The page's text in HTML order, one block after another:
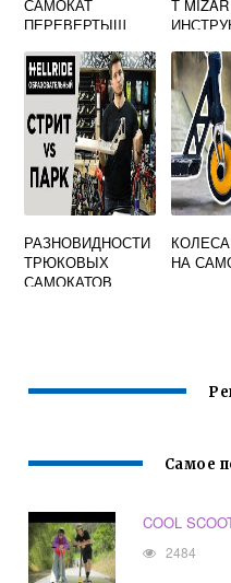
САМОКАТ
ПЕРЕВЕРТЫШ
Т
РАЗНОВИДНОСТИ
ТРЮКОВЫХ
САМОКАТОВ
КОЛЕСА
НА
Самое
COOL
2484